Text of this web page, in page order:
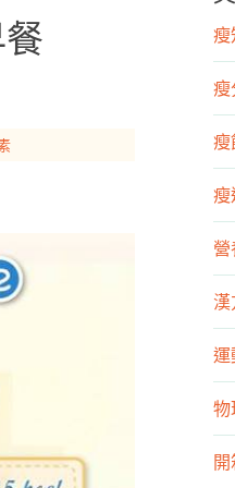
瘦
瘦
瘦
瘦
漢
運
物